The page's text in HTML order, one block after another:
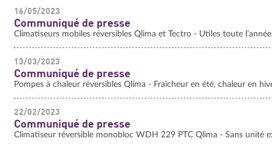
16/05/2023
Communiqué de presse
Climatiseurs mobiles réversibles Qlima et Tectro - Utiles toute l’année
13/03/2023
Communiqué de presse
Pompes à chaleur réversibles Qlima - Fraîcheur en été, chaleur en
22/02/2023
Communiqué de presse
Climatiseur réversible monobloc WDH 229 PTC Qlima - Sans unité